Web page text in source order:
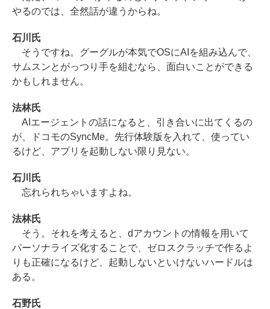
やるのでは、全然話が違うからね。
石川氏
そうですね。グーグルが本気でOSにAIを組み込んで、
サムスンとがっつり手を組むなら、面白いことができる
かもしれません。
法林氏
AIエージェントの話になると、引き合いに出てくるの
が、ドコモのSyncMe。先行体験版を入れて、使ってい
るけど、アプリを起動しない限り見ない。
石川氏
忘れられちゃいますよね。
法林氏
そう。それを考えると、dアカウントの情報を用いて
パーソナライズ化することで、ゼロスクラッチで作るよ
りも正確になるけど、起動しないといけないハードルは
ある。
石野氏